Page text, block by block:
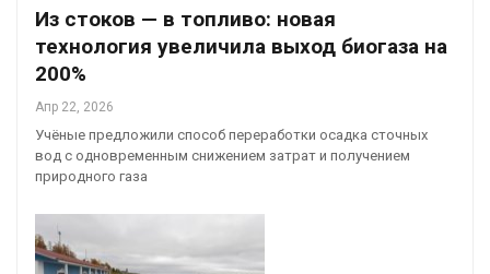
Из стоков — в топливо: новая
технология увеличила выход биогаза на
200%
Апр 22, 2026
Учёные предложили способ переработки осадка сточных
вод с одновременным снижением затрат и получением
природного газа